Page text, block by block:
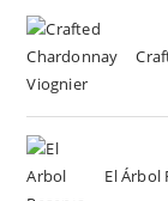
El Árbol